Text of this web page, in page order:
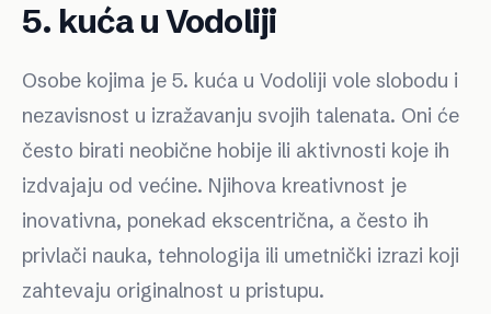
5. kuća u Vodoliji
Osobe kojima je 5. kuća u Vodoliji vole slobodu i
nezavisnost u izražavanju svojih talenata. Oni će
često birati neobične hobije ili aktivnosti koje ih
izdvajaju od većine. Njihova kreativnost je
inovativna, ponekad ekscentrična, a često ih
privlači nauka, tehnologija ili umetnički izrazi koji
zahtevaju originalnost u pristupu.